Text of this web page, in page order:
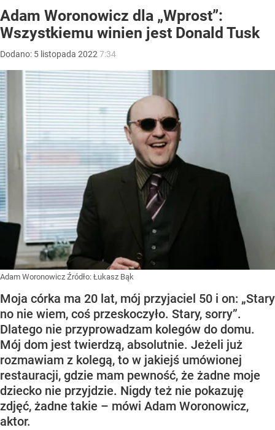
Adam Woronowicz dla „Wprost”:
Wszystkiemu winien jest Donald Tusk
Dodano: 5 listopada 2022 7:34
Adam Woronowicz Źródło: Łukasz Bąk
Moja córka ma 20 lat, mój przyjaciel 50 i on: „Stary
no nie wiem, coś przeskoczyło. Stary, sorry”.
Dlatego nie przyprowadzam kolegów do domu.
Mój dom jest twierdzą, absolutnie. Jeżeli już
rozmawiam z kolegą, to w jakiejś umówionej
restauracji, gdzie mam pewność, że żadne moje
dziecko nie przyjdzie. Nigdy też nie pokazuję
zdjęć, żadne takie – mówi Adam Woronowicz,
aktor.